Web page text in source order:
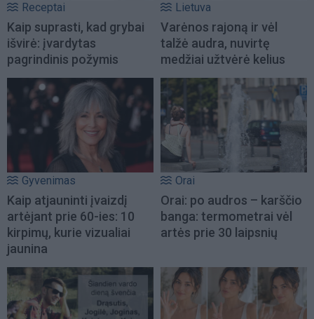
Receptai
Kaip suprasti, kad grybai
išvirė: įvardytas
pagrindinis požymis
Lietuva
Varėnos rajoną ir vėl
talžė audra, nuvirtę
medžiai užtvėrė kelius
Gyvenimas
Kaip atjauninti įvaizdį
artėjant prie 60-ies: 10
kirpimų, kurie vizualiai
jaunina
Orai
Orai: po audros – karščio
banga: termometrai vėl
artės prie 30 laipsnių